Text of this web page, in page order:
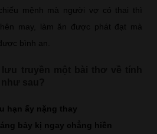
mệnh mà người vợ có thai thì
may, làm ăn được phát đạt mà
bình an.
hạn ấy nặng thay
bảy kị ngay chẳng hiền